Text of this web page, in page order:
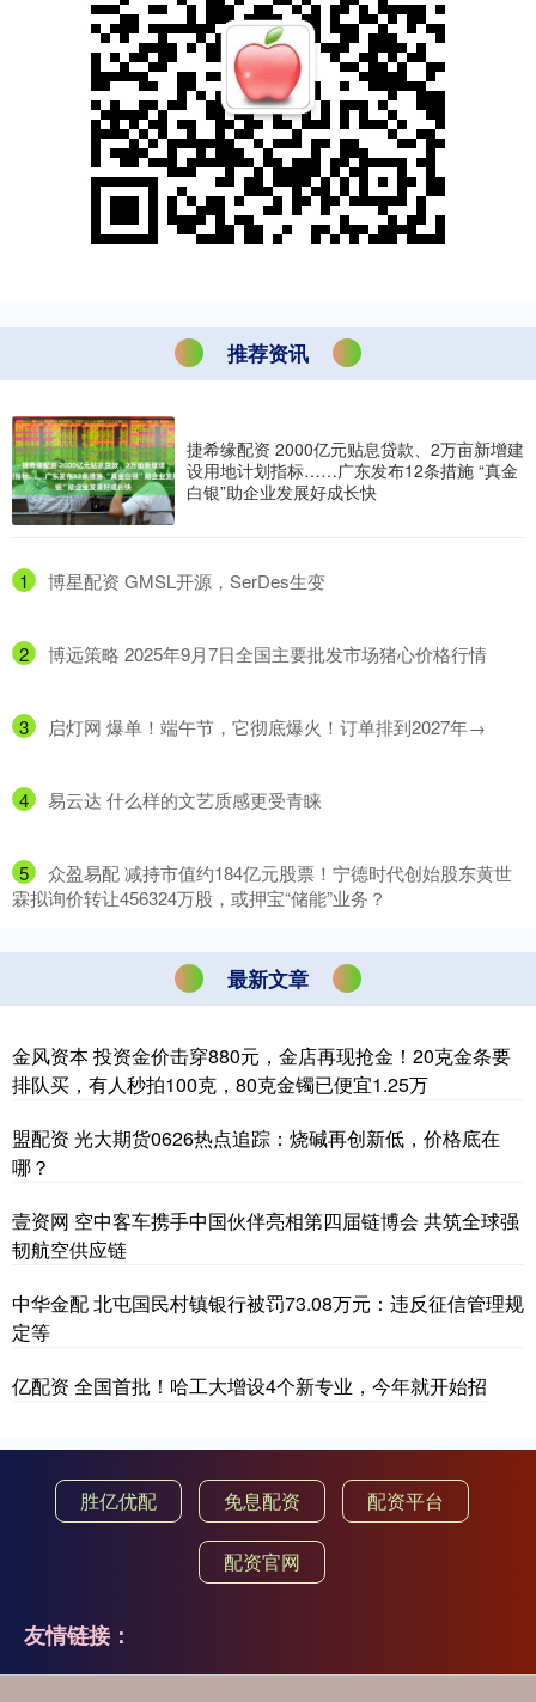
推荐资讯
捷希缘配资 2000亿元贴息贷款、2万亩新增建
设用地计划指标……广东发布12条措施 “真金
白银”助企业发展好成长快
1 ​博星配资 GMSL开源，SerDes生变
2 ​博远策略 2025年9月7日全国主要批发市场猪心价格行情
3 ​启灯网 爆单！端午节，它彻底爆火！订单排到2027年→
4 ​易云达 什么样的文艺质感更受青睐
5
​众盈易配 减持市值约184亿元股票！宁德时代创始股东黄世
霖拟询价转让456324万股，或押宝“储能”业务？
最新文章
金风资本 投资金价击穿880元，金店再现抢金！20克金条要
排队买，有人秒拍100克，80克金镯已便宜1.25万
盟配资 光大期货0626热点追踪：烧碱再创新低，价格底在
哪？
壹资网 空中客车携手中国伙伴亮相第四届链博会 共筑全球强
韧航空供应链
中华金配 北屯国民村镇银行被罚73.08万元：违反征信管理规
定等
亿配资 全国首批！哈工大增设4个新专业，今年就开始招
胜亿优配 免息配资 配资平台
配资官网
友情链接：